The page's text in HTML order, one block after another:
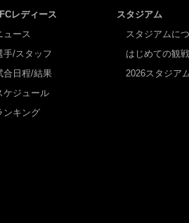
レディース
ュース
手/スタッフ
合日程/結果
ケジュール
ンキング
スタジアム
スタジアムに
はじめての観
2026スタジア